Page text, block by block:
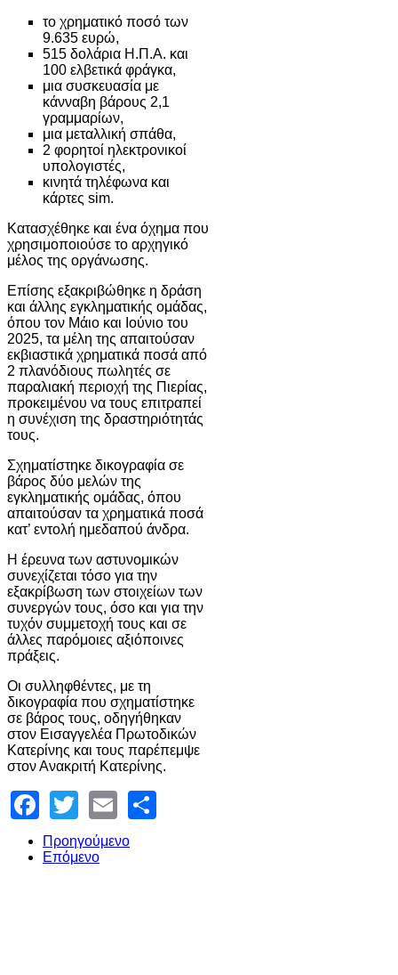
το χρηματικό ποσό των
9.635 ευρώ,
515 δολάρια Η.Π.Α. και
100 ελβετικά φράγκα,
μια συσκευασία με
κάνναβη βάρους 2,1
γραμμαρίων,
μια μεταλλική σπάθα,
2 φορητοί ηλεκτρονικοί
υπολογιστές,
κινητά τηλέφωνα και
κάρτες sim.
Κατασχέθηκε και ένα όχημα που
χρησιμοποιούσε το αρχηγικό
μέλος της οργάνωσης.
Επίσης εξακριβώθηκε η δράση
και άλλης εγκληματικής ομάδας,
όπου τον Μάιο και Ιούνιο του
2025, τα μέλη της απαιτούσαν
εκβιαστικά χρηματικά ποσά από
2 πλανόδιους πωλητές σε
παραλιακή περιοχή της Πιερίας,
προκειμένου να τους επιτραπεί
η συνέχιση της δραστηριότητάς
τους.
Σχηματίστηκε δικογραφία σε
βάρος δύο μελών της
εγκληματικής ομάδας, όπου
απαιτούσαν τα χρηματικά ποσά
κατ’ εντολή ημεδαπού άνδρα.
Η έρευνα των αστυνομικών
συνεχίζεται τόσο για την
εξακρίβωση των στοιχείων των
συνεργών τους, όσο και για την
τυχόν συμμετοχή τους και σε
άλλες παρόμοιες αξιόποινες
πράξεις.
Οι συλληφθέντες, με τη
δικογραφία που σχηματίστηκε
σε βάρος τους, οδηγήθηκαν
στον Εισαγγελέα Πρωτοδικών
Κατερίνης και τους παρέπεμψε
στον Ανακριτή Κατερίνης.
Facebook
Twitter
Email
Προηγούμενο
Επόμενο